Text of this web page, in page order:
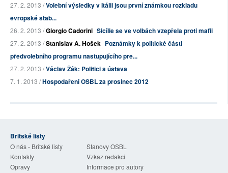
27. 2. 2013 /Volební výsledky v Itálii jsou první známkou rozkladu
evropské stab...
26. 2. 2013 /Giorgio Cadorini Sicílie se ve volbách vzepřela proti mafii
27. 2. 2013 /Stanislav A. Hošek Poznámky k politické části
předvolebního programu nastupujícího pre...
27. 2. 2013 /Václav Žák: Politici a ústava
7. 1. 2013 /Hospodaření OSBL za prosinec 2012
Britské listy
O nás - Britské listy
Stanovy OSBL
Kontakty
Vzkaz redakci
Opravy
Informace pro autory